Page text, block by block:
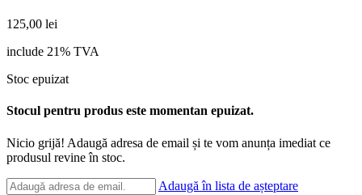
125,00 lei
include 21% TVA
Stoc epuizat
Stocul pentru produs este momentan epuizat.
Nicio grijă! Adaugă adresa de email și te vom anunța imediat ce
produsul revine în stoc.
Adaugă în lista de așteptare